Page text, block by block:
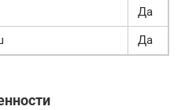
Да
Да